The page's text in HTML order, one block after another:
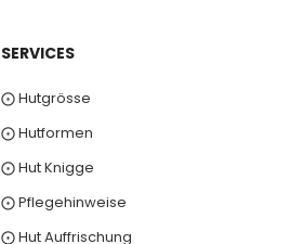
SERVICES
⨀ Hutgrösse
⨀ Hutformen
⨀ Hut Knigge
⨀ Pflegehinweise
⨀ Hut Auffrischung